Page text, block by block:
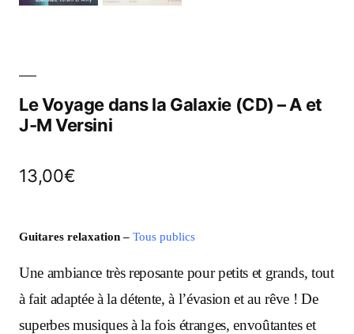
Le Voyage dans la Galaxie (CD) – A et
J-M Versini
13,00€
Guitares relaxation– Tous publics
Une ambiance très reposante pour petits et grands, tout
à fait adaptée à la détente, à l’évasion et au rêve ! De
superbes musiques à la fois étranges, envoûtantes et